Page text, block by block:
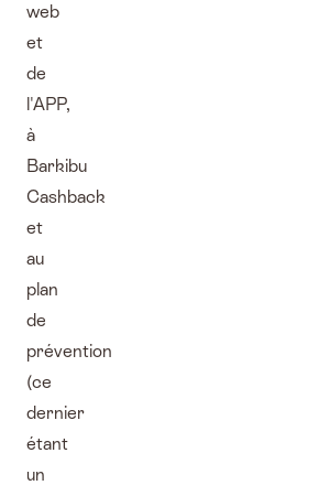
web
et
de
l'APP,
à
Barkibu
Cashback
et
au
plan
de
prévention
(ce
dernier
étant
un